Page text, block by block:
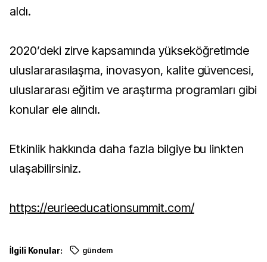
aldı.
2020’deki zirve kapsamında yükseköğretimde
uluslararasılaşma, inovasyon, kalite güvencesi,
uluslararası eğitim ve araştırma programları gibi
konular ele alındı.
Etkinlik hakkında daha fazla bilgiye bu linkten
ulaşabilirsiniz.
https://eurieeducationsummit.com/
İlgili Konular: gündem